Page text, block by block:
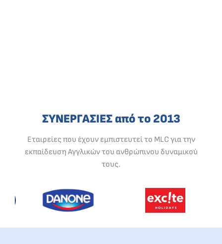
ΣΥΝΕΡΓΑΣΙΕΣ από το 2013
Εταιρείες που έχουν εμπιστευτεί το MLC για την
εκπαίδευση Αγγλικών του ανθρώπινου δυναμικού
τους.